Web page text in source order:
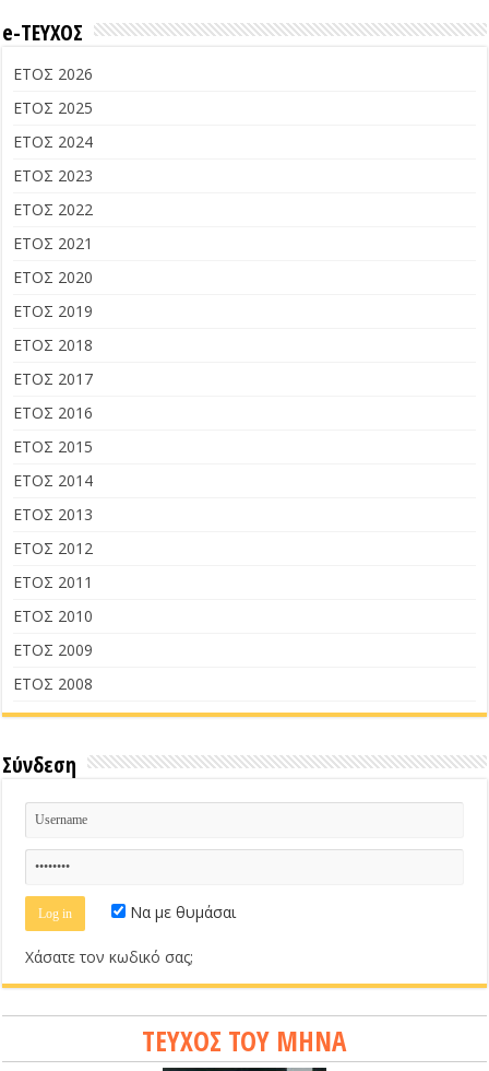
e-ΤΕΥΧΟΣ
ΕΤΟΣ 2026
ΕΤΟΣ 2025
ΕΤΟΣ 2024
ΕΤΟΣ 2023
ΕΤΟΣ 2022
ΕΤΟΣ 2021
ΕΤΟΣ 2020
ΕΤΟΣ 2019
ΕΤΟΣ 2018
ΕΤΟΣ 2017
ΕΤΟΣ 2016
ΕΤΟΣ 2015
ΕΤΟΣ 2014
ΕΤΟΣ 2013
ΕΤΟΣ 2012
ΕΤΟΣ 2011
ΕΤΟΣ 2010
ΕΤΟΣ 2009
ΕΤΟΣ 2008
Σύνδεση
Να με θυμάσαι
Χάσατε τον κωδικό σας;
ΤΕΥΧΟΣ ΤΟΥ ΜΗΝΑ